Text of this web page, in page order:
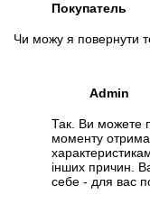
Покупатель
Чи можу я повернути
Admin
Так. Ви можете
моменту
інших причин.
себе - для вас